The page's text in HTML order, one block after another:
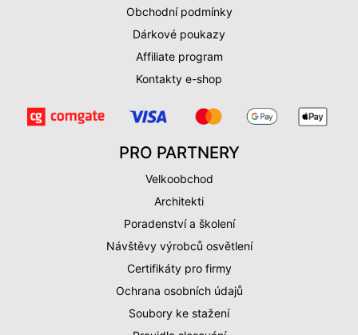
Obchodní podmínky
Dárkové poukazy
Affiliate program
Kontakty e-shop
PRO PARTNERY
Velkoobchod
Architekti
Poradenství a školení
Návštěvy výrobců osvětlení
Certifikáty pro firmy
Ochrana osobních údajů
Soubory ke stažení